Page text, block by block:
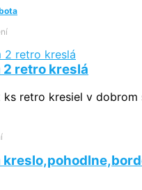
2 retro kreslá
ks retro kresiel v dobrom